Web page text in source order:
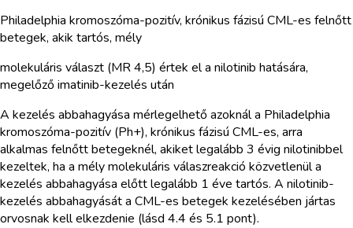
Philadelphia kromoszóma-pozitív, krónikus fázisú CML-es felnőtt
betegek, akik tartós, mély
molekuláris választ (MR 4,5) értek el a nilotinib hatására,
megelőző imatinib-kezelés után
A kezelés abbahagyása mérlegelhető azoknál a Philadelphia
kromoszóma-pozitív (Ph+), krónikus fázisú CML-es, arra
alkalmas felnőtt betegeknél, akiket legalább 3 évig nilotinibbel
kezeltek, ha a mély molekuláris válaszreakció közvetlenül a
kezelés abbahagyása előtt legalább 1 éve tartós. A nilotinib-
kezelés abbahagyását a CML-es betegek kezelésében jártas
orvosnak kell elkezdenie (lásd 4.4 és 5.1 pont).